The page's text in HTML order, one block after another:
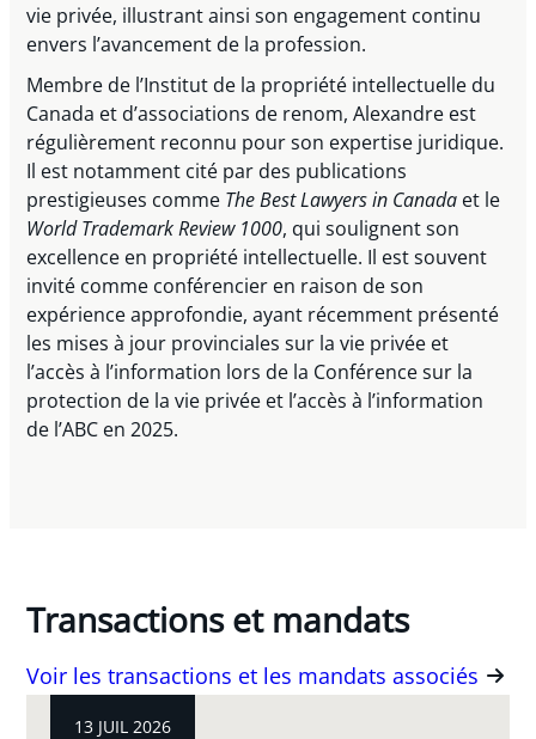
vie privée, illustrant ainsi son engagement continu
envers l’avancement de la profession.
Membre de l’Institut de la propriété intellectuelle du
Canada et d’associations de renom, Alexandre est
régulièrement reconnu pour son expertise juridique.
Il est notamment cité par des publications
prestigieuses comme The Best Lawyers in Canada et le
World Trademark Review 1000, qui soulignent son
excellence en propriété intellectuelle. Il est souvent
invité comme conférencier en raison de son
expérience approfondie, ayant récemment présenté
les mises à jour provinciales sur la vie privée et
l’accès à l’information lors de la Conférence sur la
protection de la vie privée et l’accès à l’information
de l’ABC en 2025.
Transactions et mandats
Voir les transactions et les mandats associés
13 JUIL 2026